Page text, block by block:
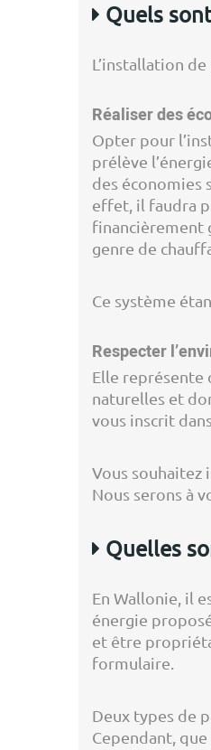
Quels
L’installation
Réaliser des
Opter pour
prélève
des économies
effet, il faudra
financièrement
genre de
Ce système
Respecter
Elle représente
naturelles et
vous inscrit
Vous souhaitez
Nous serons à
Quelles
En Wallonie, il
énergie
et être
formulaire.
Deux types de
Cependant,